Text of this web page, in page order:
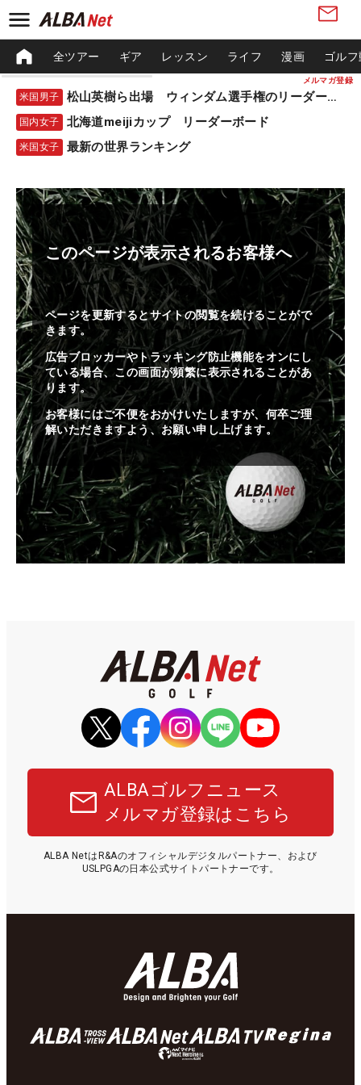
メルマガ登録
全ツアー ギア レッスン ライフ 漫画 ゴル
米国男子 松山英樹ら出場 ウィンダム選手権のリーダーボード
国内女子 北海道meijiカップ リーダーボード
米国女子 最新の世界ランキング
このページが表示されるお客様へ
ページを更新するとサイトの閲覧を続けることがで
きます。
広告ブロッカーやトラッキング防止機能をオンにし
ている場合、この画面が頻繁に表示されることがあ
ります。
お客様にはご不便をおかけいたしますが、何卒ご理
解いただきますよう、お願い申し上げます。
ALBAゴルフニュース
メルマガ登録はこちら
ALBA NetはR&Aのオフィシャルデジタルパートナー、および
USLPGAの日本公式サイトパートナーです。